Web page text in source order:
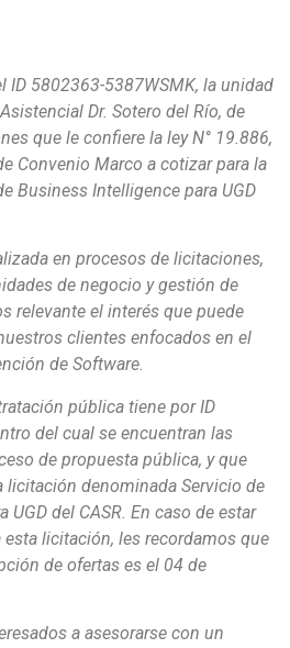
ID 5802363-5387WSMK, la unidad
Dr. Sotero del Río, de
que le confiere la ley N° 19.886,
Convenio Marco a cotizar para la
Business Intelligence para UGD
en procesos de licitaciones,
de negocio y gestión de
relevante el interés que puede
clientes enfocados en el
de Software.
pública tiene por ID
del cual se encuentran las
de propuesta pública, y que
licitación denominada Servicio de
del CASR. En caso de estar
licitación, les recordamos que
de ofertas es el 04 de
a asesorarse con un